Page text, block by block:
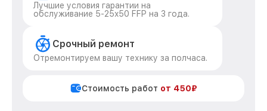
Лучшие условия гарантии на
обслуживание 5-25x50 FFP на 3 года.
Срочный ремонт
Отремонтируем вашу технику за полчаса.
Стоимость работ от 450₽